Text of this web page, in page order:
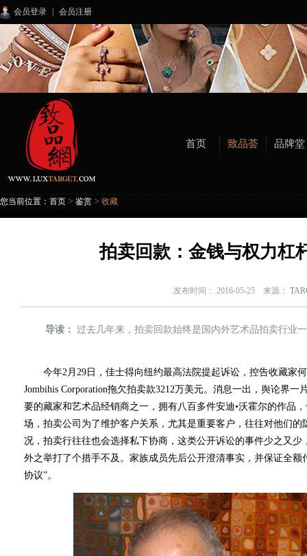
会员登录 会员注册
首页 致品荟 品牌堂
您当前位置： 首页 > 鉴赏 > 收藏
拍卖回款：金钱与权力杠
发布时间： 2016-05-25 来源：
导读： 过去几年来，拍卖回款始终是国内外艺术品拍卖行业
今年2月29日，佳士得向纽约最高法院提起诉讼，控告收藏家何
Jombihis Corporation拖欠拍卖款3212万美元。消息一出，舆论界
要的藏家和艺术品经销商之一，拥有八百多件安迪•沃霍尔的作品
场，拍卖公司为了维护客户关系，尤其是重要客户，往往对他们
况，拍卖行往往也会选择私下协商，这类公开诉讼的事件少之又
外之举打了个措手不及。家族成员先后公开澄清事实，并保证全
协议”。